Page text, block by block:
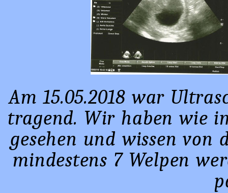
Am 15.05.2018 war
tragend. Wir haben wie
gesehen und wissen von
mindestens 7 Welpen